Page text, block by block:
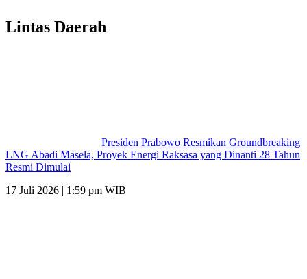
Lintas Daerah
Presiden Prabowo Resmikan Groundbreaking
LNG Abadi Masela, Proyek Energi Raksasa yang Dinanti 28 Tahun
Resmi Dimulai
17 Juli 2026 | 1:59 pm WIB